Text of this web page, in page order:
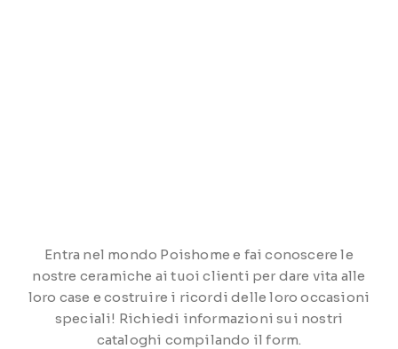
Entra nel mondo Poishome e fai conoscere le
nostre ceramiche ai tuoi clienti per dare vita alle
loro case e costruire i ricordi delle loro occasioni
speciali! Richiedi informazioni sui nostri
cataloghi compilando il form.